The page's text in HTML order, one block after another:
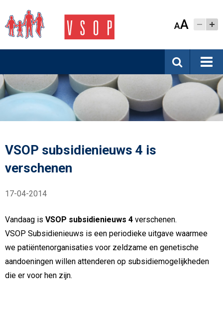
AA
VSOP subsidienieuws 4 is
verschenen
17-04-2014
Vandaag is VSOP subsidienieuws 4 verschenen.
VSOP Subsidienieuws is een periodieke uitgave waarmee
we patiëntenorganisaties voor zeldzame en genetische
aandoeningen willen attenderen op subsidiemogelijkheden
die er voor hen zijn.